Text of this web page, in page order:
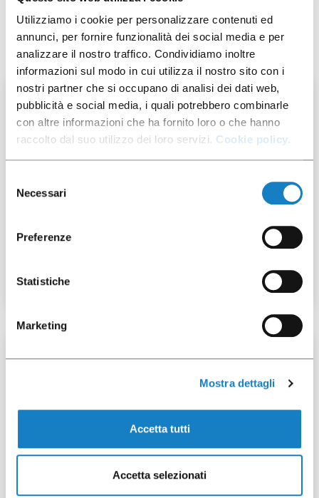
Utilizziamo i cookie per personalizzare contenuti ed
annunci, per fornire funzionalità dei social media e per
analizzare il nostro traffico. Condividiamo inoltre
informazioni sul modo in cui utilizza il nostro sito con i
nostri partner che si occupano di analisi dei dati web,
pubblicità e social media, i quali potrebbero combinarle
con altre informazioni che ha fornito loro o che hanno
raccolto dal suo utilizzo dei loro servizi. Cookie policy.
delNecessari
Preferenze
Statistiche
Marketing
Mostra dettagli
Accetta tutti
Accetta selezionati
Ti potrebbe interessare anche
50 pz
Cop.Flat PET taglio a
100 pz
052036